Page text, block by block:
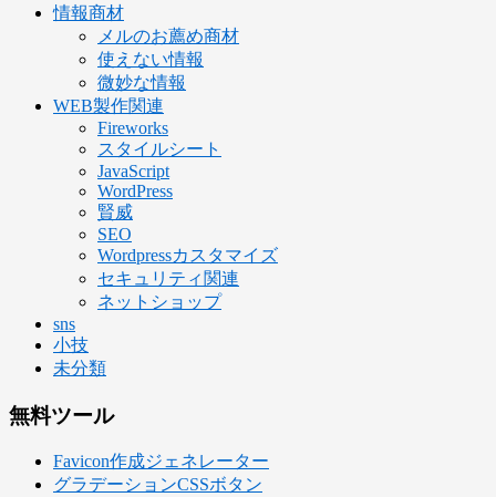
情報商材
メルのお薦め商材
使えない情報
微妙な情報
WEB製作関連
Fireworks
スタイルシート
JavaScript
WordPress
賢威
SEO
Wordpressカスタマイズ
セキュリティ関連
ネットショップ
sns
小技
未分類
無料ツール
Favicon作成ジェネレーター
グラデーションCSSボタン